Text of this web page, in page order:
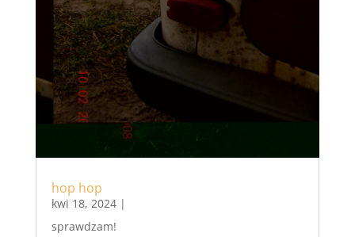
hop hop
kwi 18, 2024|
sprawdzam!